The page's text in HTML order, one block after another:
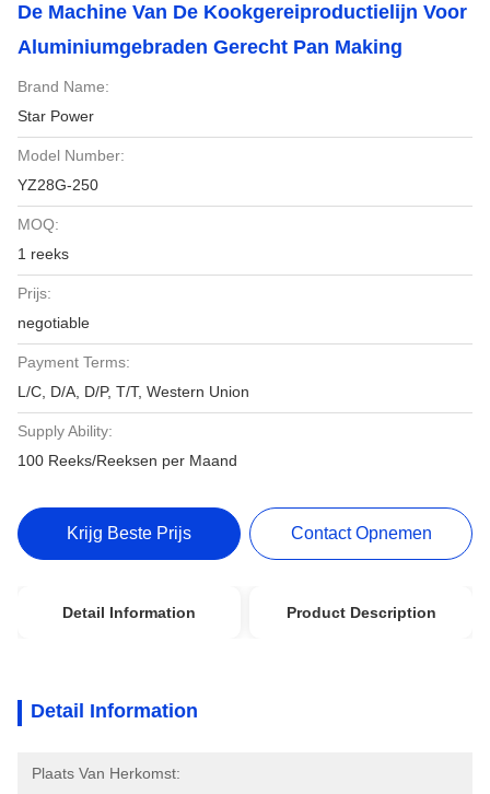
De Machine Van De Kookgereiproductielijn Voor
Aluminiumgebraden Gerecht Pan Making
Brand Name:
Star Power
Model Number:
YZ28G-250
MOQ:
1 reeks
Prijs:
negotiable
Payment Terms:
L/C, D/A, D/P, T/T, Western Union
Supply Ability:
100 Reeks/Reeksen per Maand
Krijg Beste Prijs Contact Opnemen
Detail Information Product Description
Detail Information
Plaats Van Herkomst: